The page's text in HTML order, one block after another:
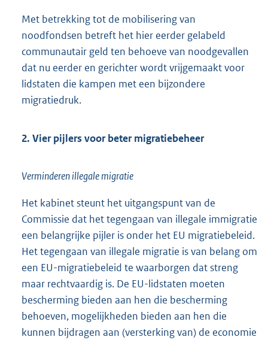
Met betrekking tot de mobilisering van
noodfondsen betreft het hier eerder gelabeld
communautair geld ten behoeve van noodgevallen
dat nu eerder en gerichter wordt vrijgemaakt voor
lidstaten die kampen met een bijzondere
migratiedruk.
2. Vier pijlers voor beter migratiebeheer
Verminderen illegale migratie
Het kabinet steunt het uitgangspunt van de
Commissie dat het tegengaan van illegale immigratie
een belangrijke pijler is onder het EU migratiebeleid.
Het tegengaan van illegale migratie is van belang om
een EU-migratiebeleid te waarborgen dat streng
maar rechtvaardig is. De EU-lidstaten moeten
bescherming bieden aan hen die bescherming
behoeven, mogelijkheden bieden aan hen die
kunnen bijdragen aan (versterking van) de economie